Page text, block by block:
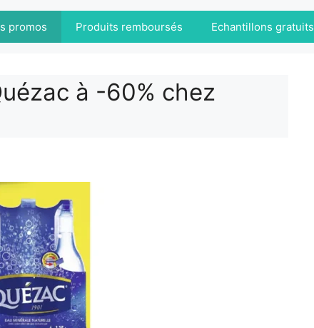
promos Produits remboursés Echantillons gratuits
à -60% chez